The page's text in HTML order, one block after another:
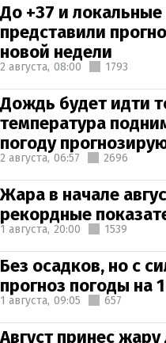
До +37 и
представили
новой недели
2 августа, 08:00 1793
Дождь будет идти
температура
погоду
2 августа, 06:57 2696
Жара в начале
рекордные
1 августа, 20:00 1539
Без осадков, но с
прогноз погоды на
1 августа, 09:05 657
Август принес